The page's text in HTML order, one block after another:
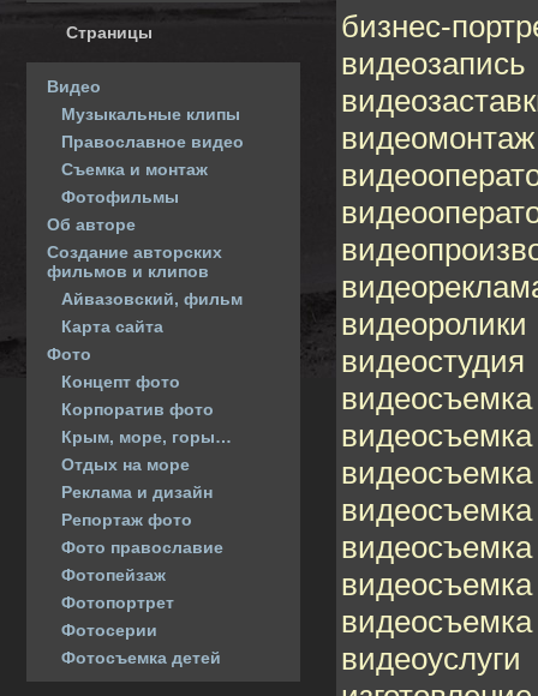
Страницы
Видео
Музыкальные клипы
Православное видео
Съемка и монтаж
Фотофильмы
Об авторе
Создание авторских
фильмов и клипов
Айвазовский, фильм
Карта сайта
Фото
Концепт фото
Корпоратив фото
Крым, море, горы…
Отдых на море
Реклама и дизайн
Репортаж фото
Фото православие
Фотопейзаж
Фотопортрет
Фотосерии
Фотосъемка детей
бизнес-
видеозапись
видеомонтаж
видеоролики
видеостудия
видеосъемка
видеосъемка
видеоуслуги